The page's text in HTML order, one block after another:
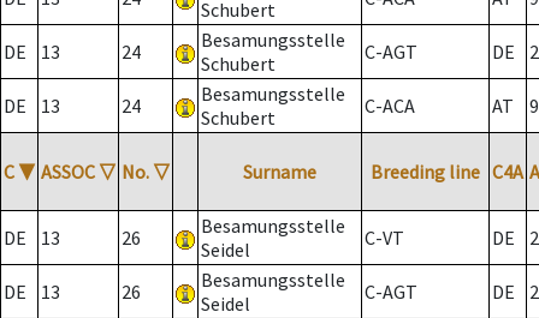
Schubert
DE 13 24
Besamungsstelle
Schubert
C-AGT DE 2
DE 13 24
Besamungsstelle
Schubert
C-ACA AT
C ▼ ASSOC ▽ No. ▽ Surname Breeding line C4A
DE 13 26
Besamungsstelle
Seidel
C-VT DE 2
DE 13 26
Besamungsstelle
Seidel
C-AGT DE 2